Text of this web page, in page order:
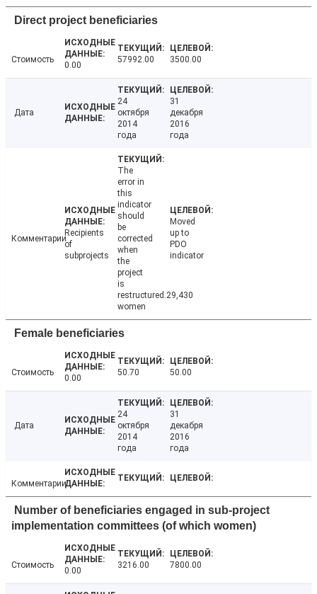
Direct project beneficiaries
Стоимость
0.00
57992.00 3500.00
Дата
24
октября
2014
года
31
декабря
2016
года
Комментарии
Recipients
of
subprojects
The
error in
this
indicator
should
be
corrected
when
the
project
is
restructured.29,430
women
Moved
up to
PDO
indicator
Female beneficiaries
Стоимость
0.00
50.70 50.00
Дата
24
октября
2014
года
31
декабря
2016
года
Комментарии
Number of beneficiaries engaged in sub-project
implementation committees (of which women)
Стоимость
0.00
3216.00 7800.00